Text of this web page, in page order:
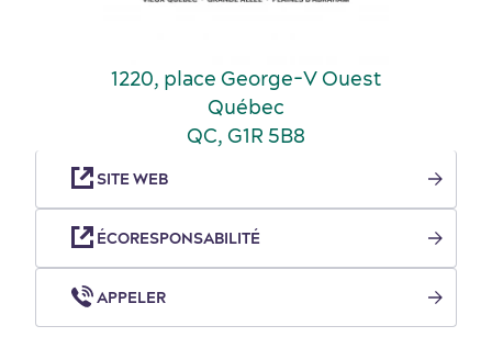
Voyage de motivation
1220, place George-V Ouest
Québec
QC, G1R 5B8
SITE WEB
ÉCORESPONSABILITÉ
APPELER